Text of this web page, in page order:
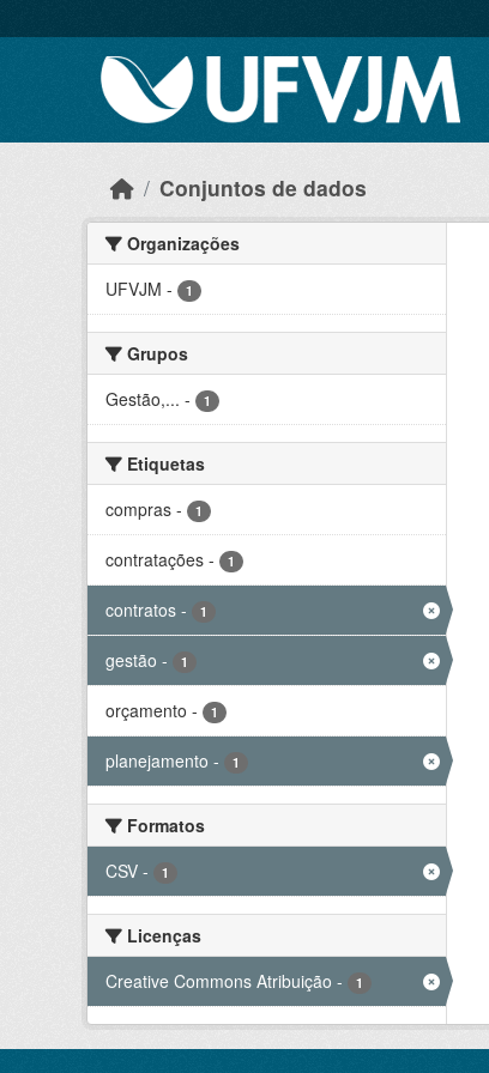
Conjuntos de dados
Organizações
UFVJM - 1
Grupos
Gestão,... - 1
Etiquetas
compras - 1
contratações - 1
contratos - 1
gestão - 1
orçamento - 1
planejamento - 1
Formatos
CSV - 1
Licenças
Creative Commons Atribuição - 1